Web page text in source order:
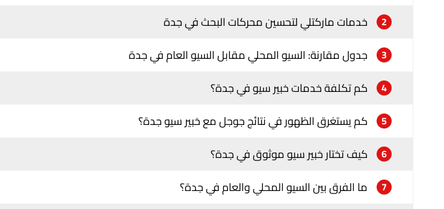
2 خدمات ماركتلي لتحسين محركات البحث في جدة
3 جدول مقارنة: السيو المحلي مقابل السيو العام في جدة
4 كم تكلفة خدمات خبير سيو في جدة؟
5 كم يستغرق الظهور في نتائج جوجل مع خبير سيو جدة؟
6 كيف تختار خبير سيو موثوق في جدة؟
7 ما الفرق بين السيو المحلي والعام في جدة؟